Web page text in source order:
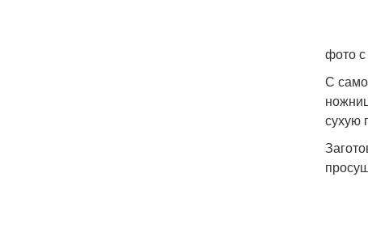
фото с
С
сухую